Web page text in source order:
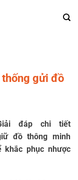
thống gửi đồ
đáp chi tiết
đồ thông minh
khắc phục nhược